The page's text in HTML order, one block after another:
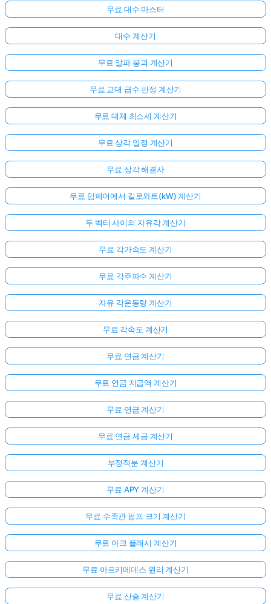
습
니
다
무료 대수 마스터
대수 계산기
무료 알파 붕괴 계산기
무료 교대 급수 판정 계산기
무료 대체 최소세 계산기
무료 상각 일정 계산기
무료 상각 해결사
무료 암페어에서 킬로와트(kW) 계산기
두 벡터 사이의 자유각 계산기
무료 각가속도 계산기
무료 각주파수 계산기
자유 각운동량 계산기
무료 각속도 계산기
무료 연금 계산기
무료 연금 지급액 계산기
무료 연금 계산기
무료 연금 세금 계산기
부정적분 계산기
무료 APY 계산기
무료 수족관 펌프 크기 계산기
무료 아크 플래시 계산기
무료 아르키메데스 원리 계산기
무료 산술 계산기